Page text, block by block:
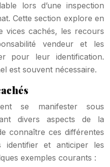
lors d’une inspection
Cette section explore en
vices cachés, les recours
vendeur et les
pour leur identification.
est souvent nécessaire.
se manifester sous
divers aspects de la
connaître ces différentes
identifier et anticiper les
exemples courants :